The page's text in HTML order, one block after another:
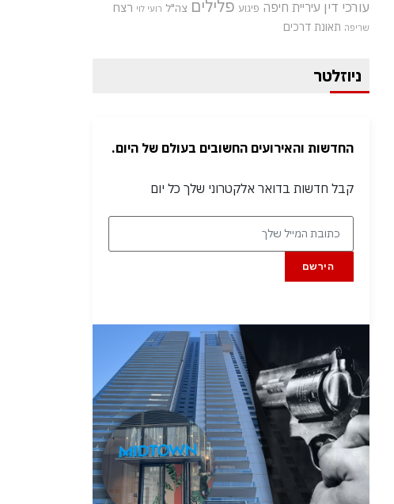
עורכי דין עיריית חיפה פיגוע פלילים צה"ל רועי לוי רצח
שריפה תאונת דרכים
ניוזלטר
החדשות והאירועים החשובים בעולם של היום.
קבל חדשות בדואר אלקטרוני שלך כל יום
הירשם